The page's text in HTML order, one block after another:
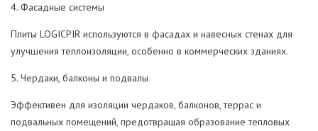
4. Фасадные системы
Плиты LOGICPIR используются в фасадах и навесных стенах для
улучшения теплоизоляции, особенно в коммерческих зданиях.
5. Чердаки, балконы и подвалы
Эффективен для изоляции чердаков, балконов, террас и
подвальных помещений, предотвращая образование тепловых